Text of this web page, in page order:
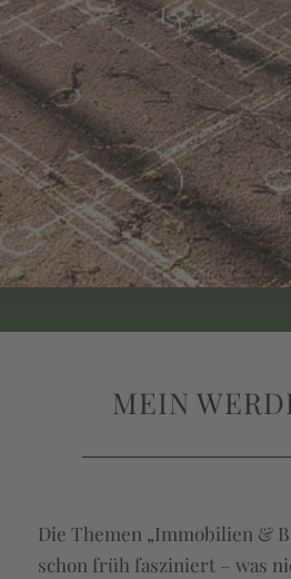
MEIN
Die Themen „Immobilien &
schon früh fasziniert – was